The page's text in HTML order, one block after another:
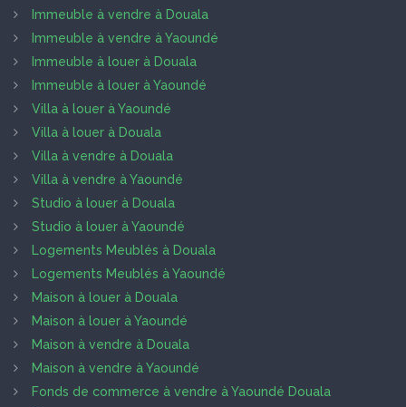
Immeuble à vendre à Douala
Immeuble à vendre à Yaoundé
Immeuble à louer à Douala
Immeuble à louer à Yaoundé
Villa à louer à Yaoundé
Villa à louer à Douala
Villa à vendre à Douala
Villa à vendre à Yaoundé
Studio à louer à Douala
Studio à louer à Yaoundé
Logements Meublés à Douala
Logements Meublés à Yaoundé
Maison à louer à Douala
Maison à louer à Yaoundé
Maison à vendre à Douala
Maison à vendre à Yaoundé
Fonds de commerce à vendre à Yaoundé Douala